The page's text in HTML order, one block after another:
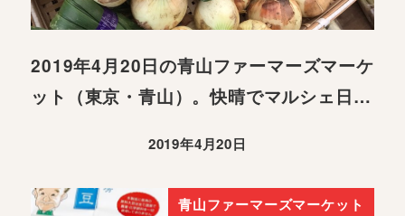
2019年4月20日の青山ファーマーズマーケ
ット（東京・青山）。快晴でマルシェ日…
2019年4月20日
青山ファーマーズマーケット